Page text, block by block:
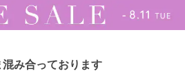
混み合っております